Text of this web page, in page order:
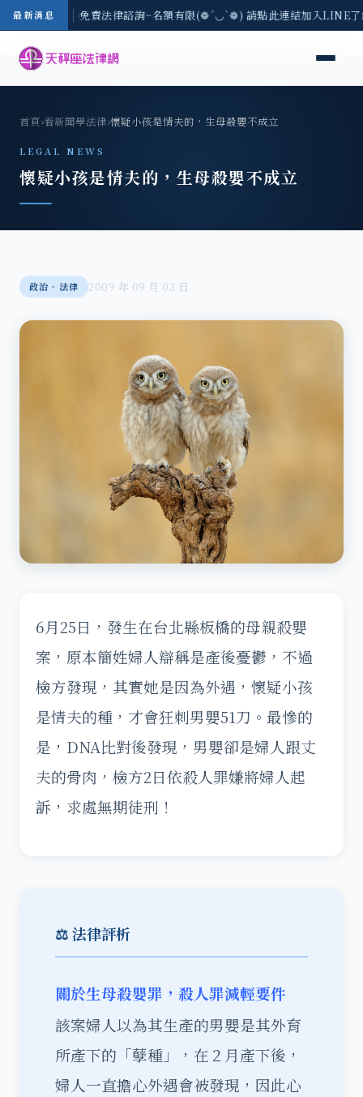
最新消息
-8/3(一) 現場免費法律諮詢~名額有限(❁´◡`❁) 請點此連結加入LINE
首頁›看新聞學法律›懷疑小孩是情夫的，生母殺嬰不成立
LEGAL NEWS
懷疑小孩是情夫的，生母殺嬰不成立
政治‧法律 2009 年 09 月 03 日
6月25日，發生在台北縣板橋的母親殺嬰
案，原本簡姓婦人辯稱是產後憂鬱，不過
檢方發現，其實她是因為外遇，懷疑小孩
是情夫的種，才會狂刺男嬰51刀。最慘的
是，DNA比對後發現，男嬰卻是婦人跟丈
夫的骨肉，檢方2日依殺人罪嫌將婦人起
訴，求處無期徒刑！
⚖️ 法律評析
關於生母殺嬰罪，殺人罪減輕要件
該案婦人以為其生產的男嬰是其外育
所產下的「孽種」，在２月產下後，
婦人一直擔心外遇會被發現，因此心